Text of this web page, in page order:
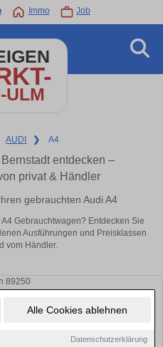
Alle Cookies ablehnen
Datenschutzerklärung
Immo Job
ULM
AUDI ❯ A4
entdecken –
privat & Händler
gebrauchten Audi A4
Gebrauchtwagen? Entdecken Sie
Ausführungen und Preisklassen
vom Händler.